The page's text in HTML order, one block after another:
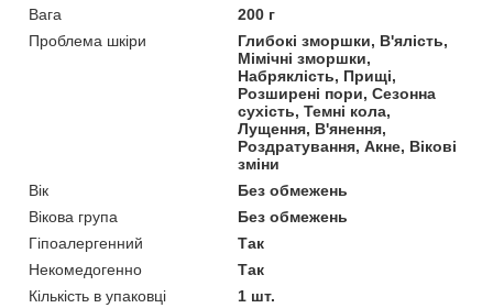
Вага
200 г
Проблема шкіри
Глибокі зморшки, В'ялість,
Мімічні зморшки,
Набряклість, Прищі,
Розширені пори, Сезонна
сухість, Темні кола,
Лущення, В'янення,
Роздратування, Акне, Вікові
зміни
Вік
Без обмежень
Вікова група
Без обмежень
Гіпоалергенний
Так
Некомедогенно
Так
Кількість в упаковці
1 шт.